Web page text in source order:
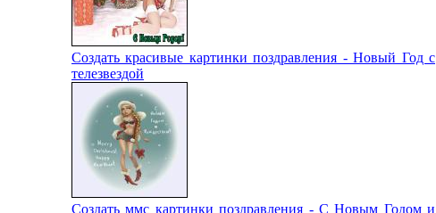
Создать красивые картинки поздравления - Новый Год с
телезвездой
Создать ммс картинки поздравления - С Новым Годом и